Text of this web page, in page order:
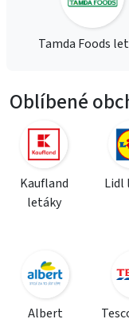
Tamda Foods
Oblíbené
Kaufland
letáky
Lidl
Albert